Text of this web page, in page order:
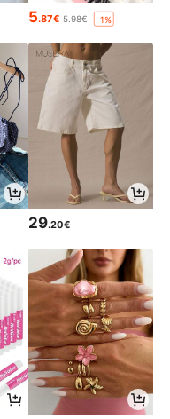
5.87€ 5.98€ -1%
29.20€